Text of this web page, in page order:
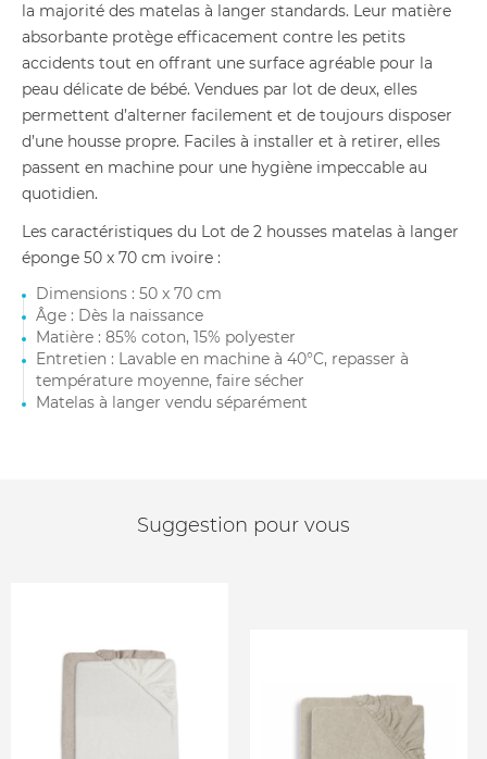
la majorité des matelas à langer standards. Leur matière
absorbante protège efficacement contre les petits
accidents tout en offrant une surface agréable pour la
peau délicate de bébé. Vendues par lot de deux, elles
permettent d’alterner facilement et de toujours disposer
d’une housse propre. Faciles à installer et à retirer, elles
passent en machine pour une hygiène impeccable au
quotidien.
Les caractéristiques du Lot de 2 housses matelas à langer
éponge 50 x 70 cm ivoire :
Dimensions : 50 x 70 cm
Âge : Dès la naissance
Matière : 85% coton, 15% polyester
Entretien : Lavable en machine à 40°C, repasser à
température moyenne, faire sécher
Matelas à langer vendu séparément
Suggestion pour vous